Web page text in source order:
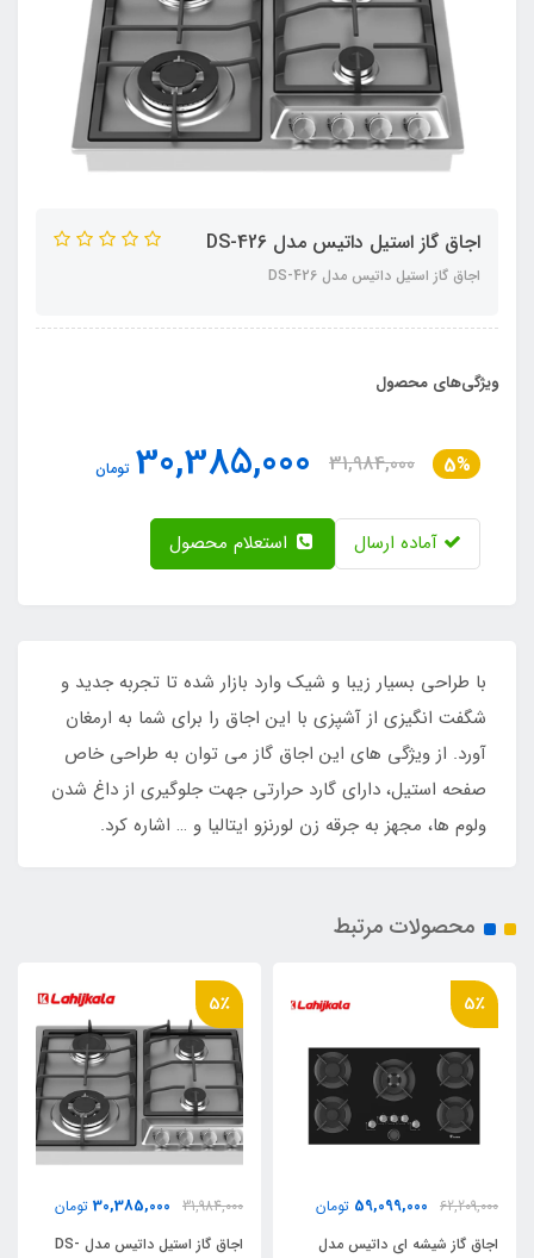
اجاق گاز استیل داتیس مدل DS-426
اجاق گاز استیل داتیس مدل DS-426
ویژگی‌های محصول
5%
31,984,000
30,385,000 تومان
آماده ارسال
با طراحی بسیار زیبا و شیک وارد بازار شده تا تجربه جدید و
شگفت انگیزی از آشپزی با این اجاق را برای شما به ارمغان
آورد. از ویژگی های این اجاق گاز می توان به طراحی خاص
صفحه استیل، دارای گارد حرارتی جهت جلوگیری از داغ شدن
ولوم ها، مجهز به جرقه زن لورنزو ایتالیا و … اشاره کرد.
محصولات مرتبط
5٪
62,209,000
59,099,000 تومان
اجاق گاز شیشه ای داتیس مدل
5٪
31,984,000
30,385,000 تومان
اجاق گاز استیل داتیس مدل DS-